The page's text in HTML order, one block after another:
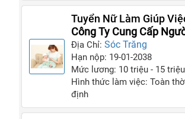
Tuyển Nữ Làm Giúp
Tiên Người Ít Vướng
Công Ty Cung Cấp
Việc
Địa Chỉ:Sóc Trăng
Hạn nộp: 19-01-2038
Mức lương: 10 triệu - 15 triệu
Hình thức làm việc: Toàn
định